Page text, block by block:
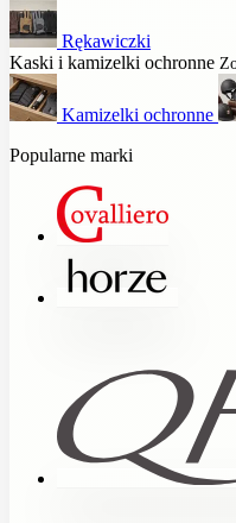
Rękawiczki
Kaski i kamizelki ochronne
Kamizelki ochronne
Popularne marki